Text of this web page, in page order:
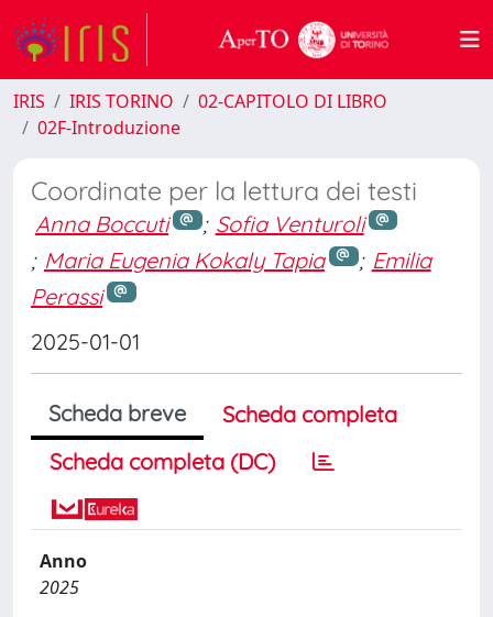
IRIS IRIS TORINO
02-CAPITOLO DI LIBRO
02F-Introduzione
Coordinate per la lettura dei testi
Anna Boccuti ; Sofia Venturoli
; Maria Eugenia Kokaly Tapia ; Emilia
Perassi
2025-01-01
Scheda breve
Scheda completa
Scheda completa (DC)
Anno
2025